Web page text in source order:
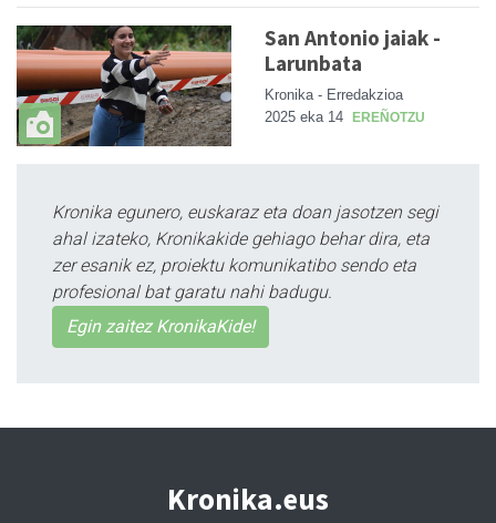
San Antonio jaiak -
Larunbata
Kronika - Erredakzioa
2025 eka 14 EREÑOTZU
Kronika egunero, euskaraz eta doan jasotzen segi
ahal izateko, Kronikakide gehiago behar dira, eta
zer esanik ez, proiektu komunikatibo sendo eta
profesional bat garatu nahi badugu.
Egin zaitez KronikaKide!
Kronika.eus